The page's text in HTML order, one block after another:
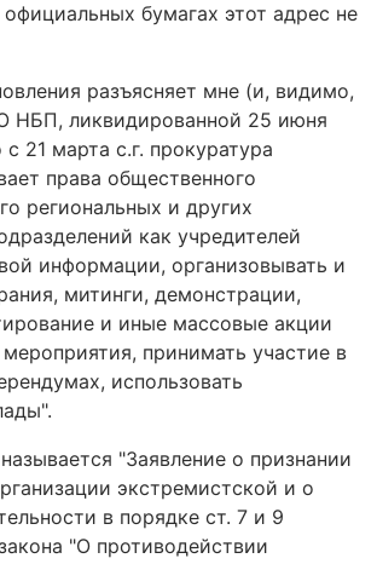
бумагах этот адрес не
разъясняет мне (и, видимо,
НБП, ликвидированной 25 июня
21 марта с.г. прокуратура
права общественного
региональных и других
как учредителей
информации, организовывать и
митинги, демонстрации,
и иные массовые акции
принимать участие в
использовать
"Заявление о признании
экстремистской и о
в порядке ст. 7 и 9
"О противодействии